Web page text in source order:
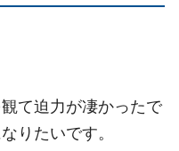
て迫力が凄かったで
りたいです。